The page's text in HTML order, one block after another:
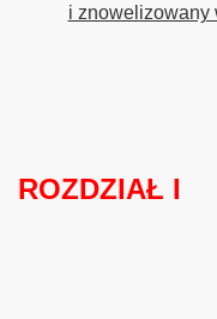
i znowelizowany
ROZDZIAŁ I